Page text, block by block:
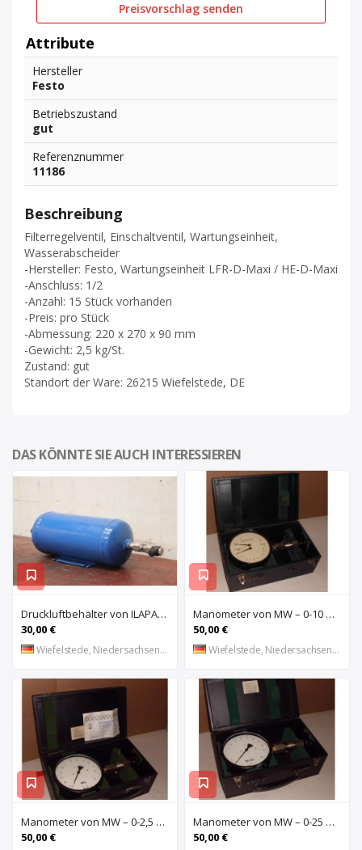
Preisvorschlag senden
Attribute
Hersteller
Festo
Betriebszustand
gut
Referenznummer
11186
Beschreibung
Filterregelventil, Einschaltventil, Wartungseinheit,
Wasserabscheider
-Hersteller: Festo, Wartungseinheit LFR-D-Maxi / HE-D-Maxi
-Anschluss: 1/2
-Anzahl: 15 Stück vorhanden
-Preis: pro Stück
-Abmessung: 220 x 270 x 90 mm
-Gewicht: 2,5 kg/St.
Zustand: gut
Standort der Ware: 26215 Wiefelstede, DE
DAS KÖNNTE SIE AUCH INTERESSIEREN
Druckluftbehälter von ILAPAK – 2,5 Liter
30,00 €
Wiefelstede, Niedersachsen, DE
Manometer von MW – 0-10 bar
50,00 €
Wiefelstede, Niedersachsen, DE
Manometer von MW – 0-2,5 bar
50,00 €
Manometer von MW – 0-25 bar
50,00 €